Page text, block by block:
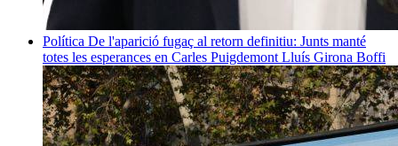
Política De l'aparició fugaç al retorn definitiu: Junts manté
totes les esperances en Carles Puigdemont Lluís Girona Boffi